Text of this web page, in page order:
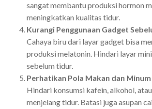
sangat membantu produksi hormon
meningkatkan kualitas tidur.
Kurangi Penggunaan Gadget
Cahaya biru dari layar gadget bisa
produksi melatonin. Hindari layar
sebelum tidur.
Perhatikan Pola Makan dan Minum
Hindari konsumsi kafein, alkohol,
menjelang tidur. Batasi juga asupan